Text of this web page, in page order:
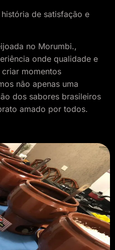
de satisfação e
no Morumbi.,
onde qualidade e
momentos
não apenas uma
dos sabores brasileiros
amado por todos.